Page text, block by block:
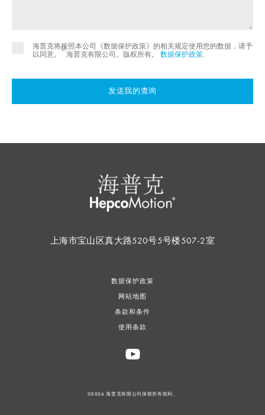
海普克将按照本公司《数据保护政策》的相关规定使用您的数据，请予
以同意。
©
海普克有限公司。版权所有。 数据保护政策.
发送我的查询
上海市宝山区真大路520号5号楼507-2室
数据保护政策
网站地图
条款和条件
使用条款
©2026 海普克有限公司保留所有权利。